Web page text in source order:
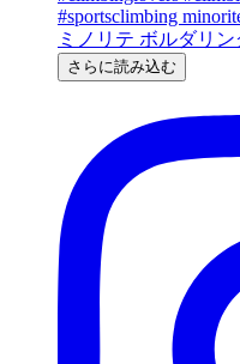
さらに読み込む